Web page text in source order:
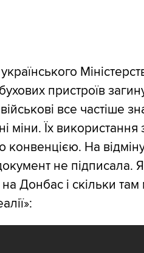
пристроїв
все частіше
міни. Їх
конвенцією. На
не підписала.
Донбас і скільки